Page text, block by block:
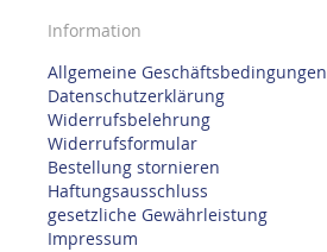
Information
Allgemeine Geschäftsbedingungen
Datenschutzerklärung
Widerrufsbelehrung
Widerrufsformular
Bestellung stornieren
Haftungsausschluss
gesetzliche Gewährleistung
Impressum